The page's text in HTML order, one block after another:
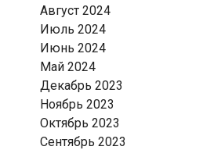
Август 2024
Июль 2024
Июнь 2024
Май 2024
Декабрь 2023
Ноябрь 2023
Октябрь 2023
Сентябрь 2023